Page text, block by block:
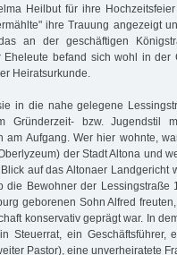
Heilbut für ihre
ihre Trauung angezeigt
an der geschäftigen
Eheleute befand sich wohl in der
Heiratsurkunde.
in die nahe gelegene
Gründerzeit- bzw. Jugendstil
am Aufgang. Wer hier wohnte,
der Stadt Altona und
auf das Altonaer Landgericht
die Bewohner der
geborenen Sohn Alfred
konservativ geprägt war. In
Steuerrat, ein Geschäftsführer,
Pastor), eine unverheiratete